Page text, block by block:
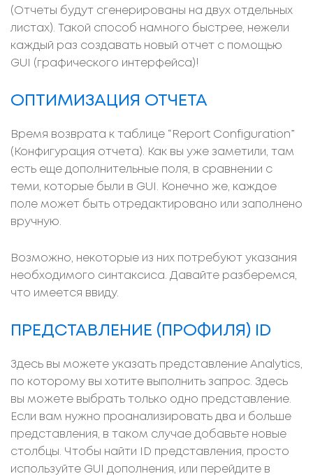
(Отчеты будут сгенерированы на двух отдельных
листах). Такой способ намного быстрее, нежели
каждый раз создавать новый отчет с помощью
GUI (графического интерфейса)!
ОПТИМИЗАЦИЯ ОТЧЕТА
Время возврата к таблице “Report Configuration”
(Конфигурация отчета). Как вы уже заметили, там
есть еще дополнительные поля, в сравнении с
теми, которые были в GUI. Конечно же, каждое
поле может быть отредактировано или заполнено
вручную.
Возможно, некоторые из них потребуют указания
необходимого синтаксиса. Давайте разберемся,
что имеется ввиду.
ПРЕДСТАВЛЕНИЕ (ПРОФИЛЯ) ID
Здесь вы можете указать представление Analytics,
по которому вы хотите выполнить запрос. Здесь
вы можете выбрать только одно представление.
Если вам нужно проанализировать два и больше
представления, в таком случае добавьте новые
столбцы. Чтобы найти ID представления, просто
используйте GUI дополнения, или перейдите в